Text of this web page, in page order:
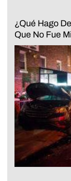
¿Qué Hago
Que No Fue